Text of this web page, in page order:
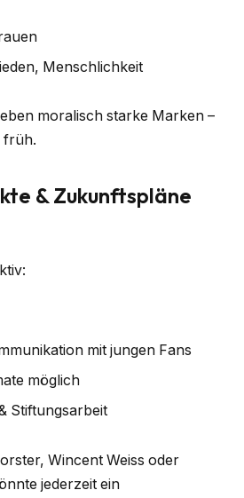
Menschlichkeit
moralisch starke Marken –
früh.
& Zukunftspläne
mit jungen Fans
möglich
Stiftungsarbeit
Wincent Weiss oder
jederzeit ein